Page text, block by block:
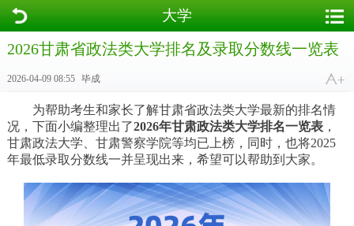
大学
2026甘肃省政法类大学排名及录取分数线一览表
2026-04-09 08:55 毕成
为帮助考生和家长了解甘肃省政法类大学最新的排名情
况，下面小编整理出了2026年甘肃政法类大学排名一览表，
甘肃政法大学、甘肃警察学院等均已上榜，同时，也将2025
年最低录取分数线一并呈现出来，希望可以帮助到大家。